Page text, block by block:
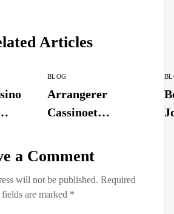
Articles
BLOG
Arrangerer
Cassinoet
Fremme Utgjøre
a Comment
will not be published. Required
fields are marked *